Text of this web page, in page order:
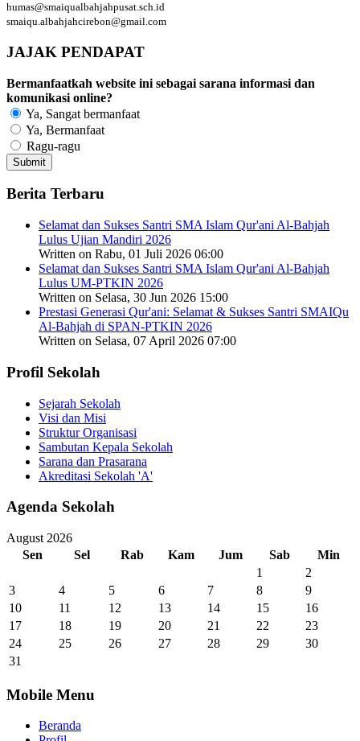
humas@smaiqualbahjahpusat.sch.id
smaiqu.albahjahcirebon@gmail.com
JAJAK PENDAPAT
Bermanfaatkah website ini sebagai sarana informasi dan
komunikasi online?
Ya, Sangat bermanfaat
Ya, Bermanfaat
Ragu-ragu
Berita Terbaru
Selamat dan Sukses Santri SMA Islam Qur'ani Al-Bahjah
Lulus Ujian Mandiri 2026
Written on Rabu, 01 Juli 2026 06:00
Selamat dan Sukses Santri SMA Islam Qur'ani Al-Bahjah
Lulus UM-PTKIN 2026
Written on Selasa, 30 Jun 2026 15:00
Prestasi Generasi Qur'ani: Selamat & Sukses Santri SMAIQu
Al-Bahjah di SPAN-PTKIN 2026
Written on Selasa, 07 April 2026 07:00
Profil Sekolah
Sejarah Sekolah
Visi dan Misi
Struktur Organisasi
Sambutan Kepala Sekolah
Sarana dan Prasarana
Akreditasi Sekolah 'A'
Agenda Sekolah
August 2026
Sen
Sel Rab Kam Jum Sab
Min
1
2
3
4 5 6 7 8
9
10
11 12 13 14 15
16
17
18 19 20 21 22
23
24
25 26 27 28 29
30
31
Mobile Menu
Beranda